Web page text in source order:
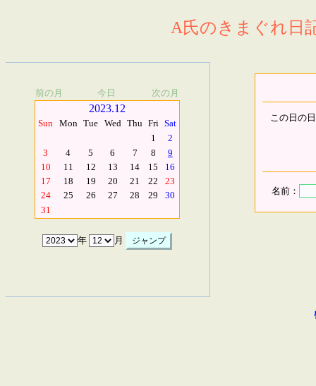
A氏のきまぐれ日
前の月 今日 次の月
2023.12
Sun Mon Tue Wed Thu Fri Sat
1
2
3
4 5 6 7 8
9
10
11 12 13 14 15
16
17
18 19 20 21 22
23
24
25 26 27 28 29
30
31
年 月
この日の
名前：